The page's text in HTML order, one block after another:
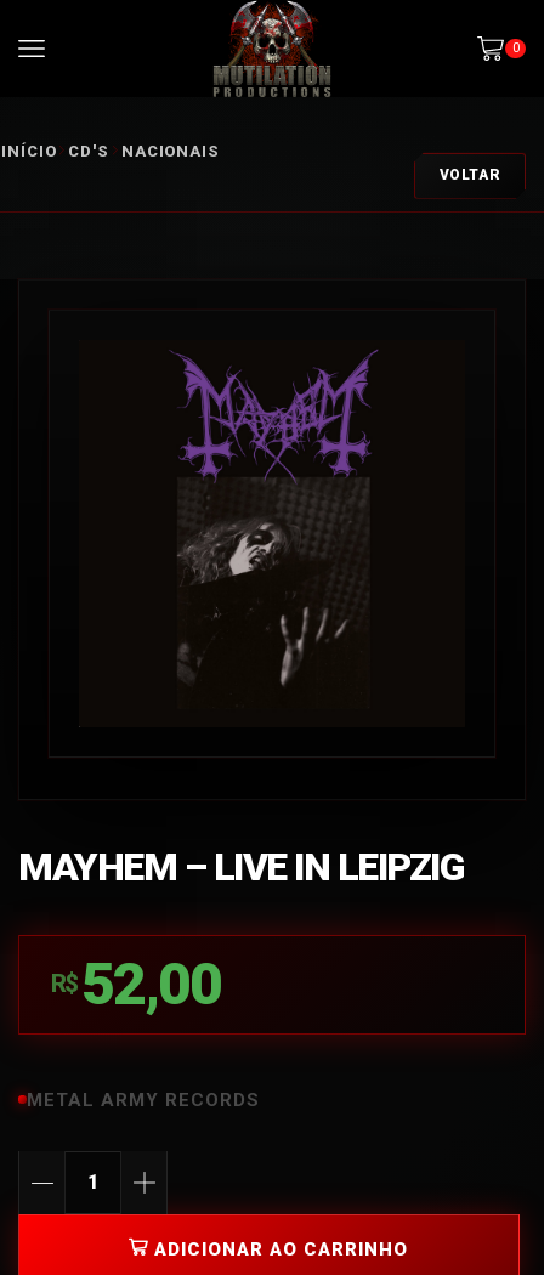
0
INÍCIO CD'S NACIONAIS
VOLTAR
MAYHEM – LIVE IN LEIPZIG
R$ 52,00
METAL ARMY RECORDS
ADICIONAR AO CARRINHO